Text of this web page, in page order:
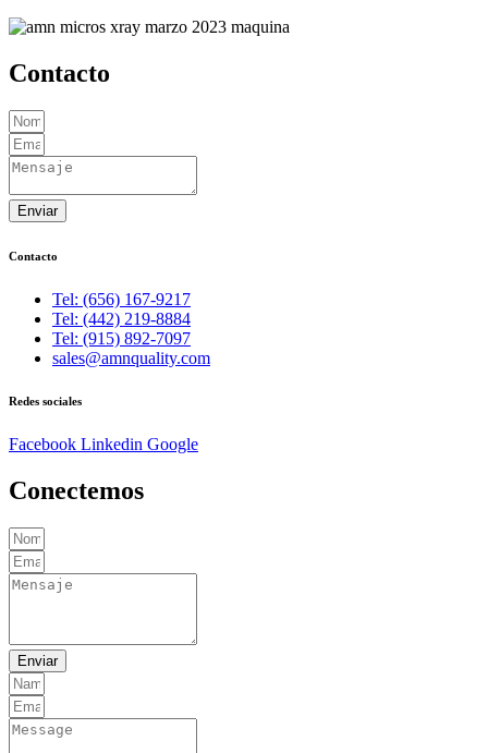
Contacto
Enviar
Contacto
Tel: (656) 167-9217
Tel: (442) 219-8884
Tel: (915) 892-7097
sales@amnquality.com
Redes sociales
Facebook Linkedin Google
Conectemos
Enviar